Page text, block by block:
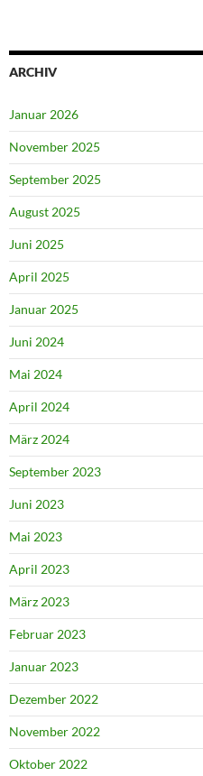
ARCHIV
Januar 2026
November 2025
September 2025
August 2025
Juni 2025
April 2025
Januar 2025
Juni 2024
Mai 2024
April 2024
März 2024
September 2023
Juni 2023
Mai 2023
April 2023
März 2023
Februar 2023
Januar 2023
Dezember 2022
November 2022
Oktober 2022